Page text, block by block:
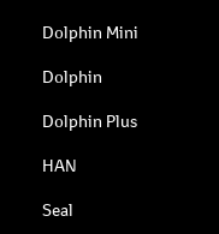
Dolphin Mini
Dolphin
Dolphin Plus
HAN
Seal